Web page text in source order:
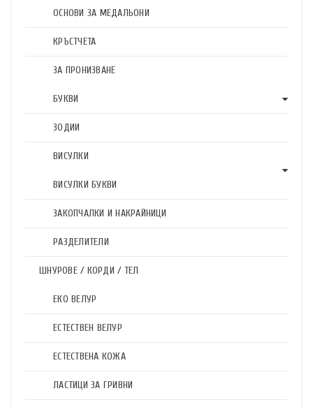
ОСНОВИ ЗА МЕДАЛЬОНИ
КРЪСТЧЕТА
ЗА ПРОНИЗВАНЕ
БУКВИ
ЗОДИИ
ВИСУЛКИ
ВИСУЛКИ БУКВИ
ЗАКОПЧАЛКИ И НАКРАЙНИЦИ
РАЗДЕЛИТЕЛИ
ШНУРОВЕ / КОРДИ / ТЕЛ
ЕКО ВЕЛУР
ЕСТЕСТВЕН ВЕЛУР
ЕСТЕСТВЕНА КОЖА
ЛАСТИЦИ ЗА ГРИВНИ